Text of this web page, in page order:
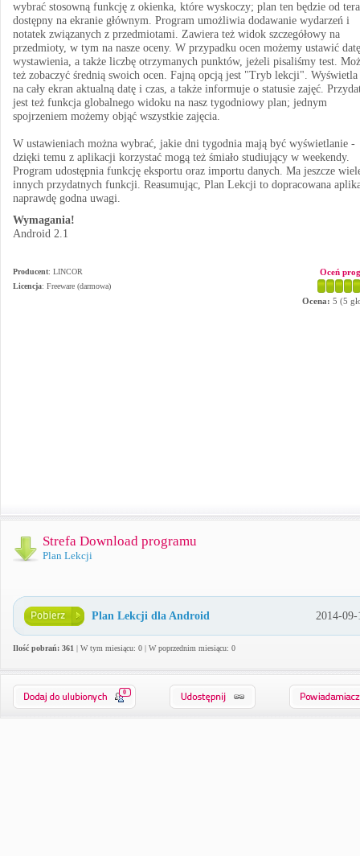
wybrać stosowną funkcję z okienka, które wyskoczy; plan ten będzie od
dostępny na ekranie głównym. Program umożliwia dodawanie wydarzeń i
notatek związanych z przedmiotami. Zawiera też widok szczegółowy na
przedmioty, w tym na nasze oceny. W przypadku ocen możemy ustawić datę
wystawienia, a także liczbę otrzymanych punktów, jeżeli pisaliśmy test.
też zobaczyć średnią swoich ocen. Fajną opcją jest "Tryb lekcji". Wyświetla
na cały ekran aktualną datę i czas, a także informuje o statusie zajęć.
jest też funkcja globalnego widoku na nasz tygodniowy plan; jednym
spojrzeniem możemy objąć wszystkie zajęcia.
W ustawieniach można wybrać, jakie dni tygodnia mają być wyświetlanie -
dzięki temu z aplikacji korzystać mogą też śmiało studiujący w weekendy.
Program udostępnia funkcję eksportu oraz importu danych. Ma jeszcze
innych przydatnych funkcji. Reasumując, Plan Lekcji to dopracowana
naprawdę godna uwagi.
Wymagania!
Android 2.1
Producent: LINCOR
Licencja: Freeware (darmowa)
Oceń
Ocena: 5 (5
Strefa Download programu
Plan Lekcji
Plan Lekcji dla Android 2014-09-
Ilość pobrań: 361 | W tym miesiącu: 0 | W poprzednim miesiącu: 0
0